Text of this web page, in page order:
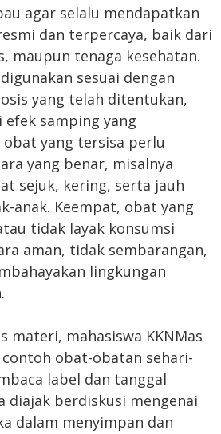
agar selalu mendapatkan
dan terpercaya, baik dari
maupun tenaga kesehatan.
sesuai dengan
yang telah ditentukan,
samping yang
yang tersisa perlu
yang benar, misalnya
sejuk, kering, serta jauh
anak. Keempat, obat yang
tidak layak konsumsi
aman, tidak sembarangan,
lingkungan
materi, mahasiswa KKNMas
obat-obatan sehari-
label dan tanggal
diajak berdiskusi mengenai
dalam menyimpan dan